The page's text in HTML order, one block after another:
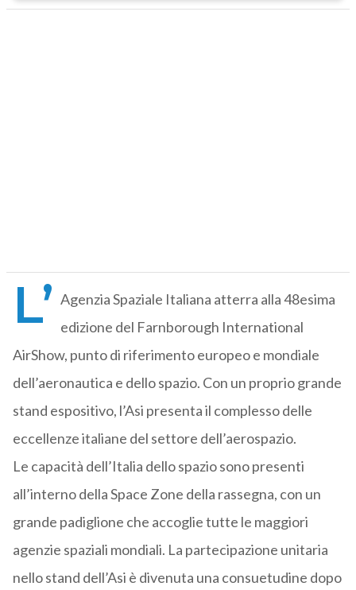
L’ Agenzia Spaziale Italiana atterra alla 48esima
edizione del Farnborough International
AirShow, punto di riferimento europeo e mondiale
dell’aeronautica e dello spazio. Con un proprio grande
stand espositivo, l’Asi presenta il complesso delle
eccellenze italiane del settore dell’aerospazio.
Le capacità dell’Italia dello spazio sono presenti
all’interno della Space Zone della rassegna, con un
grande padiglione che accoglie tutte le maggiori
agenzie spaziali mondiali. La partecipazione unitaria
nello stand dell’Asi è divenuta una consuetudine dopo